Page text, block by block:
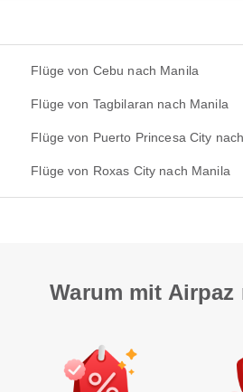
Flüge von Cebu nach Manila
Flüge von Tagbilaran nach Manila
Flüge von Puerto Princesa City
Flüge von Roxas City nach Manila
Warum mit Airpaz